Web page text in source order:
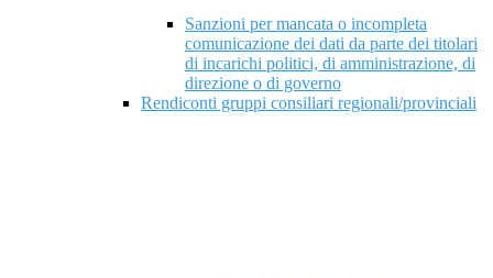
Sanzioni per mancata o incompleta
comunicazione dei dati da parte dei titolari
di incarichi politici, di amministrazione, di
direzione o di governo
Rendiconti gruppi consiliari regionali/provinciali